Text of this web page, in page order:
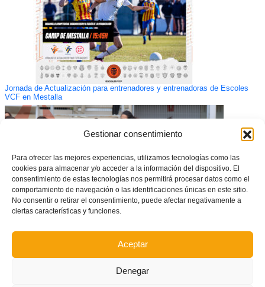
Gestionar consentimiento
Para ofrecer las mejores experiencias, utilizamos tecnologías como las
cookies para almacenar y/o acceder a la información del dispositivo. El
consentimiento de estas tecnologías nos permitirá procesar datos como el
comportamiento de navegación o las identificaciones únicas en este sitio.
No consentir o retirar el consentimiento, puede afectar negativamente a
ciertas características y funciones.
Aceptar
Denegar
Jornada de Actualización para entrenadores y entrenadoras de Escoles
VCF en Mestalla
Apúntate al Clínic de fútbol Valenta con el Ciutat de Xàtiva CFB (30 de
mayo – Xàtiva)